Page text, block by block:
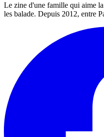
Le zine d'une famille qui aime
les balade. Depuis 2012, entre